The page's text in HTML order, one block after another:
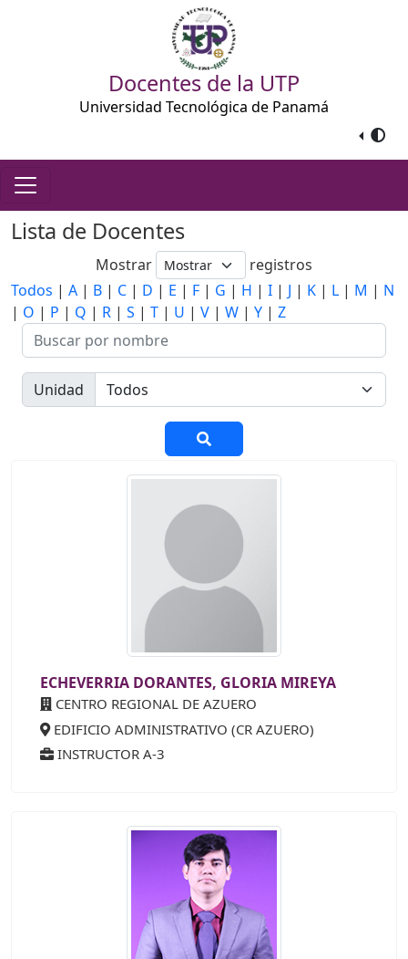
Docentes de la UTP
Universidad Tecnológica de Panamá
Lista de Docentes
Mostrar
registros
Todos | A | B | C | D | E | F | G | H | I | J | K | L | M | N
| O | P | Q | R | S | T | U | V | W | Y | Z
Unidad
ECHEVERRIA DORANTES, GLORIA MIREYA
CENTRO REGIONAL DE AZUERO
EDIFICIO ADMINISTRATIVO (CR AZUERO)
INSTRUCTOR A-3